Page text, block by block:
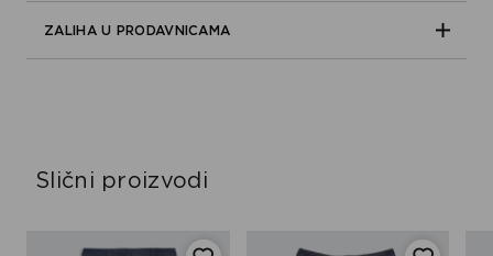
ZALIHA U PRODAVNICAMA
Slični proizvodi